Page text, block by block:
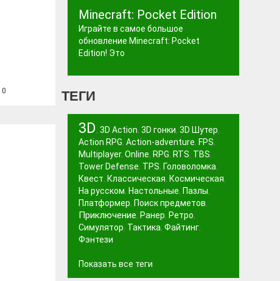
0
Minecraft: Pocket Edition
Играйте в самое большое
обновление Minecraft: Pocket
Edition! Это
ТЕГИ
3D, 3D Action, 3D гонки, 3D Шутер,
Action RPG, Action-adventure, FPS,
Multiplayer, Online, RPG, RTS, TBS,
Tower Defense, TPS, Головоломка,
Квест, Классическая, Космическая,
На русском, Настольные, Пазлы,
Платформер, Поиск предметов,
Приключение, Ранер, Ретро,
Симулятор, Тактика, Файтинг,
Фэнтези
Показать все теги